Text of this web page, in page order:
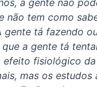
a gente não
não tem como
gente tá fazendo
a gente tá
efeito fisiológico
mas os estudos